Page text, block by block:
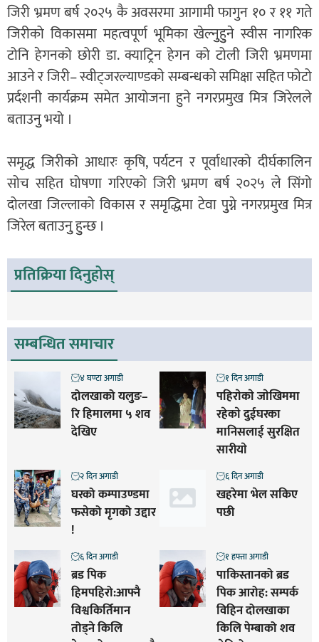
जिरी भ्रमण बर्ष २०२५ कै अवसरमा आगामी फागुन १० र ११ गते
जिरीको विकासमा महत्वपूर्ण भूमिका खेल्नुुहुुने स्वीस नागरिक
टोनि हेगनको छोरी डा. क्याट्रिन हेगन को टोली जिरी भ्रमणमा
आउने र जिरी– स्वीट्जरल्याण्डको सम्बन्धको समिक्षा सहित फोटो
प्रर्दशनी कार्यक्रम समेत आयोजना हुने नगरप्रमुख मित्र जिरेलले
बताउनुु भयो ।
समृद्ध जिरीको आधारः कृषि, पर्यटन र पूर्वाधारको दीर्घकालिन
सोच सहित घोषणा गरिएको जिरी भ्रमण बर्ष २०२५ ले सिंगो
दोलखा जिल्लाको विकास र समृद्धिमा टेवा पुुग्ने नगरप्रमुख मित्र
जिरेल बताउनुु हुुन्छ ।
प्रतिक्रिया दिनुहोस्
सम्बन्धित समाचार
दोलखाको यलुङ–
रि हिमालमा ५ शव
देखिए
४ घण्टा अगाडी
पहिराेकाे जाेखिममा
रहेकाे दुईघरका
मानिसलाई सुरक्षित
सारीयाे
१ दिन अगाडी
घरको कम्पाउण्डमा
फसेको मृगको उद्दार
!
२ दिन अगाडी
खहरेमा भेल सकिए
पछी
६ दिन अगाडी
ब्रड पिक
हिमपहिरो:आफ्नै
विश्वकिर्तिमान
तोड्ने किलि
६ दिन अगाडी
पाकिस्तानको ब्रड
पिक आरोह‌‌: सम्पर्क
विहिन दोलखाका
किलि पेम्बाको शव
१ हफ्ता अगाडी